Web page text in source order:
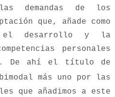
demandas de los
que, añade como
el desarrollo y la
personales
De ahí el título de
más uno por las
que añadimos a este